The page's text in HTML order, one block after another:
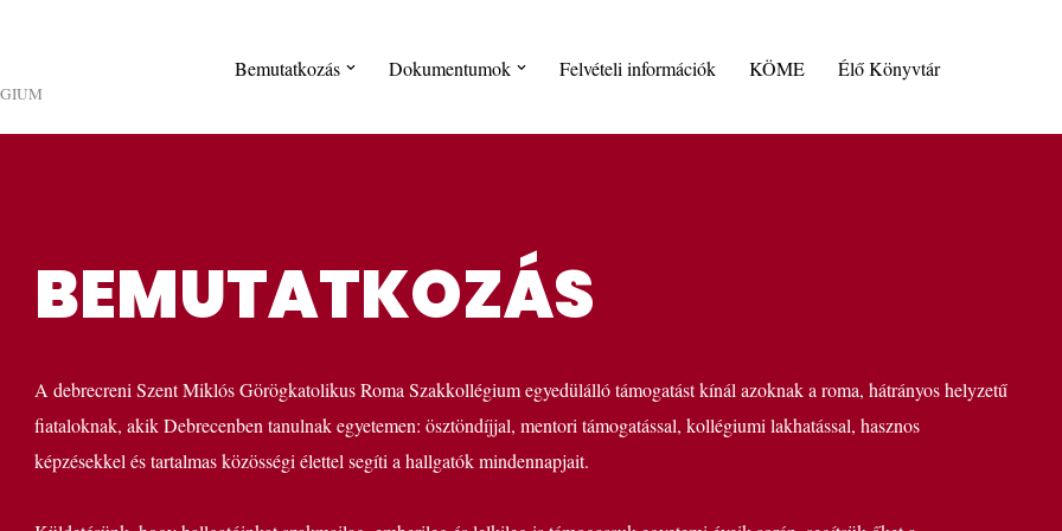
Bemutatkozás Dokumentumok Felvételi információk KÖME Élő Könyvtár
BEMUTATKOZÁS
A debrecreni Szent Miklós Görögkatolikus Roma Szakkollégium egyedülálló támogatást kínál azoknak a roma, hátrányos helyzetű
fiataloknak, akik Debrecenben tanulnak egyetemen: ösztöndíjjal, mentori támogatással, kollégiumi lakhatással, hasznos
képzésekkel és tartalmas közösségi élettel segíti a hallgatók mindennapjait.